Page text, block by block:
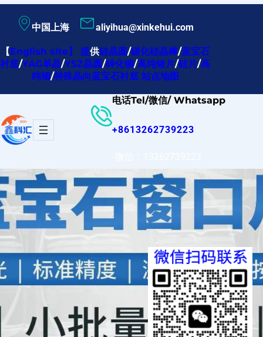
内
容
中国上海 aliyihua@xinkehui.com
【English site】提供硅晶圆/碳化硅晶棒/蓝宝石
衬底/YAG单晶/YSZ晶圆/砷化铟/高纯锗片/硅片/高
纯铟/特殊晶向蓝宝石衬底 站点地图
电话Tel/微信/ Whatsapp
+8613262739223